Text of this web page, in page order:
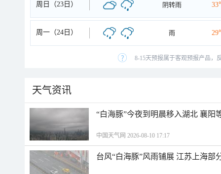
周日（23日） 阴转雨
周一（24日） 雨
8-15天预报属于客观预报产品，
天气资讯
“白海豚”今夜到明晨移入湖北 襄阳
中国天气网 2026-08-10 17:17
台风“白海豚”风雨铺展 江苏上海部